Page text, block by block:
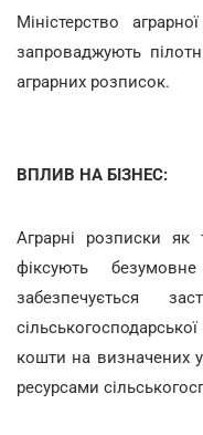
Міністерство
запроваджують
аграрних розписок.
ВПЛИВ НА БІЗНЕС:
Аграрні розписки як
фіксують
забезпечується
кошти на визначених
ресурсами